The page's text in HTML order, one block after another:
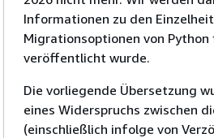
Informationen zu den
Migrationsoptionen von Python
veröffentlicht wurde.
Die vorliegende Übersetzung
eines Widerspruchs zwischen
(einschließlich infolge von